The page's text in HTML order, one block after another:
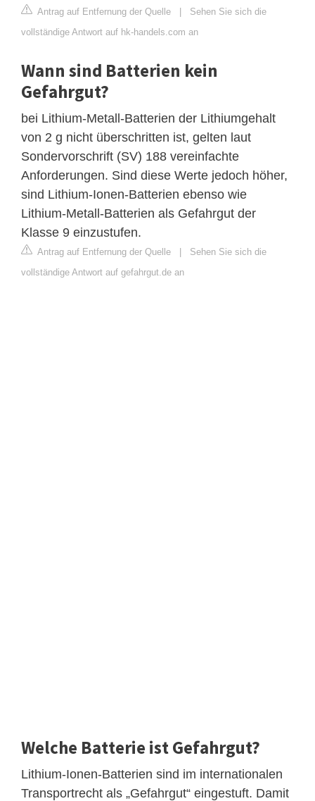
Antrag auf Entfernung der Quelle | Sehen Sie sich die
vollständige Antwort auf hk-handels.com an
Wann sind Batterien kein
Gefahrgut?
bei Lithium-Metall-Batterien der Lithiumgehalt
von 2 g nicht überschritten ist, gelten laut
Sondervorschrift (SV) 188 vereinfachte
Anforderungen. Sind diese Werte jedoch höher,
sind Lithium-Ionen-Batterien ebenso wie
Lithium-Metall-Batterien als Gefahrgut der
Klasse 9 einzustufen.
Antrag auf Entfernung der Quelle | Sehen Sie sich die
vollständige Antwort auf gefahrgut.de an
Welche Batterie ist Gefahrgut?
Lithium-Ionen-Batterien sind im internationalen
Transportrecht als „Gefahrgut“ eingestuft. Damit